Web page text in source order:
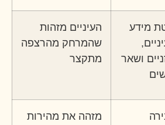
מידע
ושאר
העיניים מזהות
שהמרחק מהרצפה
מתקצר
מזהה את מהירות